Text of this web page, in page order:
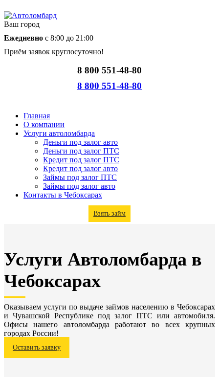
Ваш город
Ежедневно с 8:00 до 21:00
Приём заявок круглосуточно!
8 800 551-48-80
8 800 551-48-80
Главная
О компании
Услуги автоломбарда
Деньги под залог авто
Деньги под залог ПТС
Кредит под залог ПТС
Кредит под залог авто
Займы под залог ПТС
Займы под залог авто
Контакты в Чебоксарах
Взять займ
Услуги Автоломбарда в
Чебоксарах
Оказываем услуги по выдаче займов населению в Чебоксарах
и Чувашской Республике под залог ПТС или автомобиля.
Офисы нашего автоломбарда работают во всех крупных
городах России!
Оставить заявку